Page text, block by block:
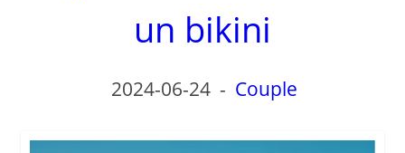
un bikini
2024-06-24 - Couple